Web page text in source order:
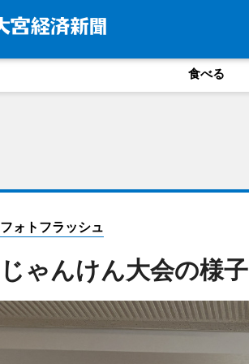
食べる
フォトフラッシュ
じゃんけん大会の様子